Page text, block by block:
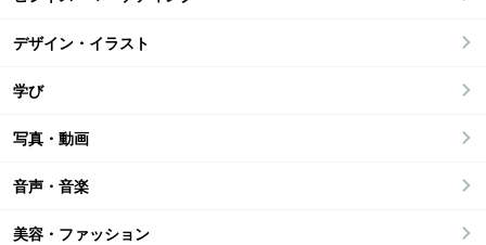
デザイン・イラスト
学び
写真・動画
音声・音楽
美容・ファッション